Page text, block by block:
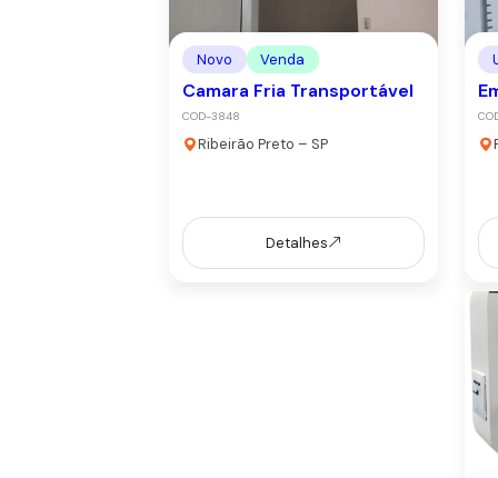
Novo Venda
Camara Fria Transportável
COD-3848
Ribeirão Preto – SP
Detalhes